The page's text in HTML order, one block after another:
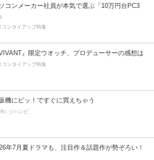
コンメーカー社員が本気で選ぶ「10万円台PC3
コンタイアップ特集
VIVANT』限定ウオッチ、プロデューサーの感想は
コンタイアップ特集
機にピッ！ですぐに買えちゃう
）ジハンピ
年7月夏ドラマも、注目作＆話題作が勢ぞろい！